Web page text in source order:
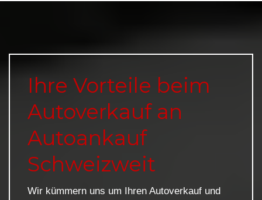
Ihre Vorteile beim
Autoverkauf an
Autoankauf
Schweizweit
Wir kümmern uns um Ihren Autoverkauf und